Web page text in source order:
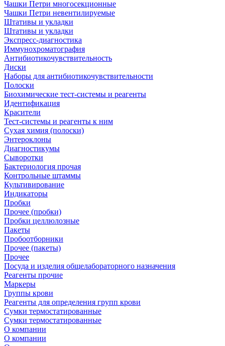
Чашки Петри многосекционные
Чашки Петри невентилируемые
Штативы и укладки
Штативы и укладки
Экспресс-диагностика
Иммунохроматография
Антибиотикочувствительность
Диски
Наборы для антибиотикочувствительности
Полоски
Биохимические тест-системы и реагенты
Идентификация
Красители
Тест-системы и реагенты к ним
Сухая химия (полоски)
Энтероклоны
Диагностикумы
Сыворотки
Бактериология прочая
Контрольные штаммы
Культивирование
Индикаторы
Пробки
Прочее (пробки)
Пробки целлюлозные
Пакеты
Пробоотборники
Прочее (пакеты)
Прочее
Посуда и изделия общелабораторного назначения
Реагенты прочие
Маркеры
Группы крови
Реагенты для определения групп крови
Сумки термостатированные
Сумки термостатированные
О компании
О компании